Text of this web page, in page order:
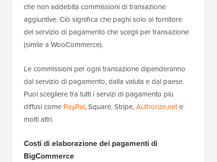
che non addebita commissioni di transazione
aggiuntive. Ciò significa che paghi solo al fornitore
del servizio di pagamento che scegli per transazione
(simile a WooCommerce).
Le commissioni per ogni transazione dipenderanno
dal servizio di pagamento, dalla valuta e dal paese.
Puoi scegliere tra tutti i servizi di pagamento più
diffusi come PayPal, Square, Stripe,Authorize.nete
molti altri.
Costi di elaborazione dei pagamenti di
BigCommerce